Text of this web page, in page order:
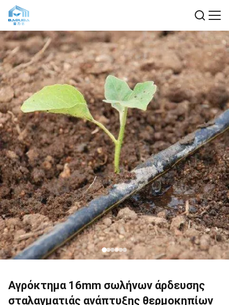
Αγρόκτημα 16mm σωλήνων άρδευσης
σταλαγματιάς ανάπτυξης θερμοκηπίων